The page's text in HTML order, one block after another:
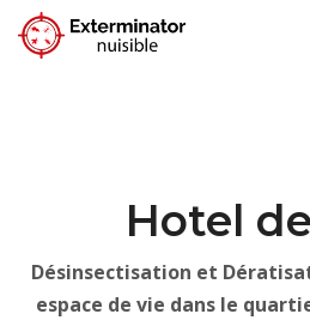
Hotel
Désinsectisation et
espace de vie dans le